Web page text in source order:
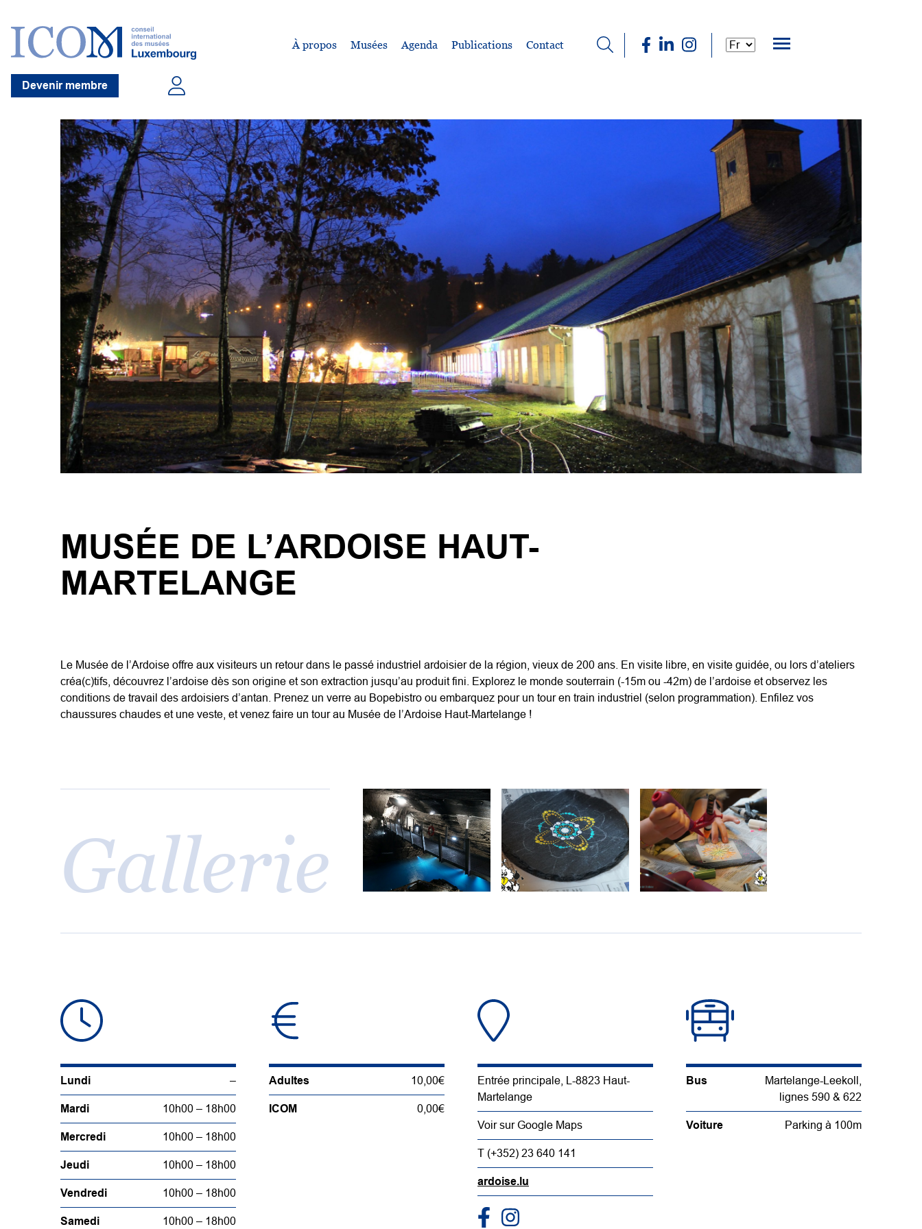
À propos Musées Agenda Publications Contact
Devenir membre
MUSÉE DE L’ARDOISE HAUT-
MARTELANGE
Le Musée de l’Ardoise offre aux visiteurs un retour dans le passé industriel ardoisier de la région, vieux de 200 ans. En visite libre, en visite guidée, ou lors d’ateliers
créa(c)tifs, découvrez l’ardoise dès son origine et son extraction jusqu’au produit fini. Explorez le monde souterrain (-15m ou -42m) de l’ardoise et observez les
conditions de travail des ardoisiers d’antan. Prenez un verre au Bopebistro ou embarquez pour un tour en train industriel (selon programmation). Enfilez vos
chaussures chaudes et une veste, et venez faire un tour au Musée de l’Ardoise Haut-Martelange !
Gallerie
Lundi –
Mardi 10h00 – 18h00
Mercredi 10h00 – 18h00
Jeudi 10h00 – 18h00
Vendredi 10h00 – 18h00
Samedi 10h00 – 18h00
Adultes 10,00€
ICOM 0,00€
Entrée principale, L-8823 Haut-
Martelange
Voir sur Google Maps
T (+352) 23 640 141
ardoise.lu
Bus
Martelange-Leekoll,
lignes 590 & 622
Voiture Parking à 100m